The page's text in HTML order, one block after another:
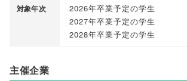
対象年次
2026年卒業予定の学生
2027年卒業予定の学生
2028年卒業予定の学生
主催企業